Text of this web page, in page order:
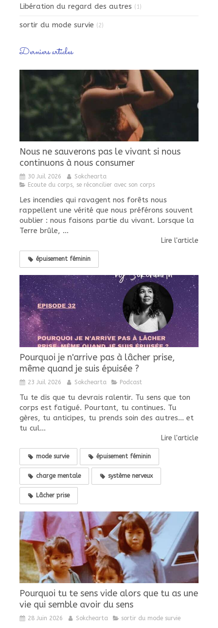
Libération du regard des autres (1)
sortir du mode survie (2)
Derniers articles
Nous ne sauverons pas le vivant si nous
continuons à nous consumer
30 Juil 2026
Sokchearta
Ecoute du corps, se réconcilier avec son corps
Les incendies qui ravagent nos forêts nous
rappellent une vérité que nous préférons souvent
oublier : nous faisons partie du vivant. Lorsque la
Terre brûle, ...
Lire l'article
épuisement féminin
Pourquoi je n'arrive pas à lâcher prise,
même quand je suis épuisée ?
23 Juil 2026 Sokchearta Podcast
Tu te dis que tu devrais ralentir. Tu sens que ton
corps est fatigué. Pourtant, tu continues. Tu
gères, tu anticipes, tu prends soin des autres... et
tu cul...
Lire l'article
mode survie épuisement féminin
charge mentale système nerveux
Lâcher prise
Pourquoi tu te sens vide alors que tu as une
vie qui semble avoir du sens
28 Juin 2026 Sokchearta sortir du mode survie